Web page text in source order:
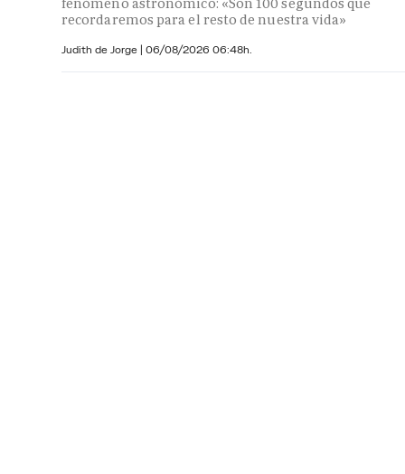
recordaremos para el resto de nuestra vida»
Judith de Jorge | 06/08/2026 06:48h.